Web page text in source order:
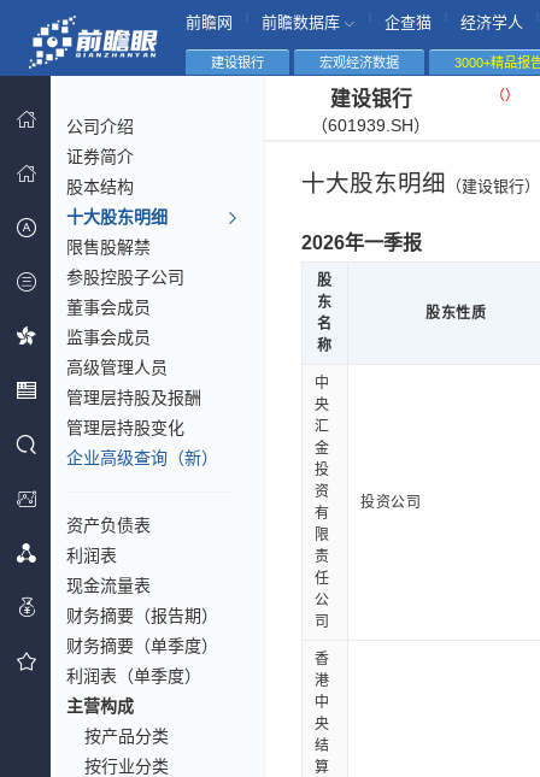
前瞻网 前瞻数据库 企查猫 经济学人
建设银行 宏观经济数据 3000+精品报
公司介绍
证券简介
股本结构
十大股东明细
限售股解禁
参股控股子公司
董事会成员
监事会成员
高级管理人员
管理层持股及报酬
管理层持股变化
企业高级查询（新）
资产负债表
利润表
现金流量表
财务摘要（报告期）
财务摘要（单季度）
利润表（单季度）
主营构成
按产品分类
按行业分类
建设银行
（601939.SH）
（）
十大股东明细 （建设银行）
2026年一季报
股
东
名
称
股东性质
中
央
汇
金
投
资
有
限
责
任
公
司
投资公司
香
港
中
央
结
算